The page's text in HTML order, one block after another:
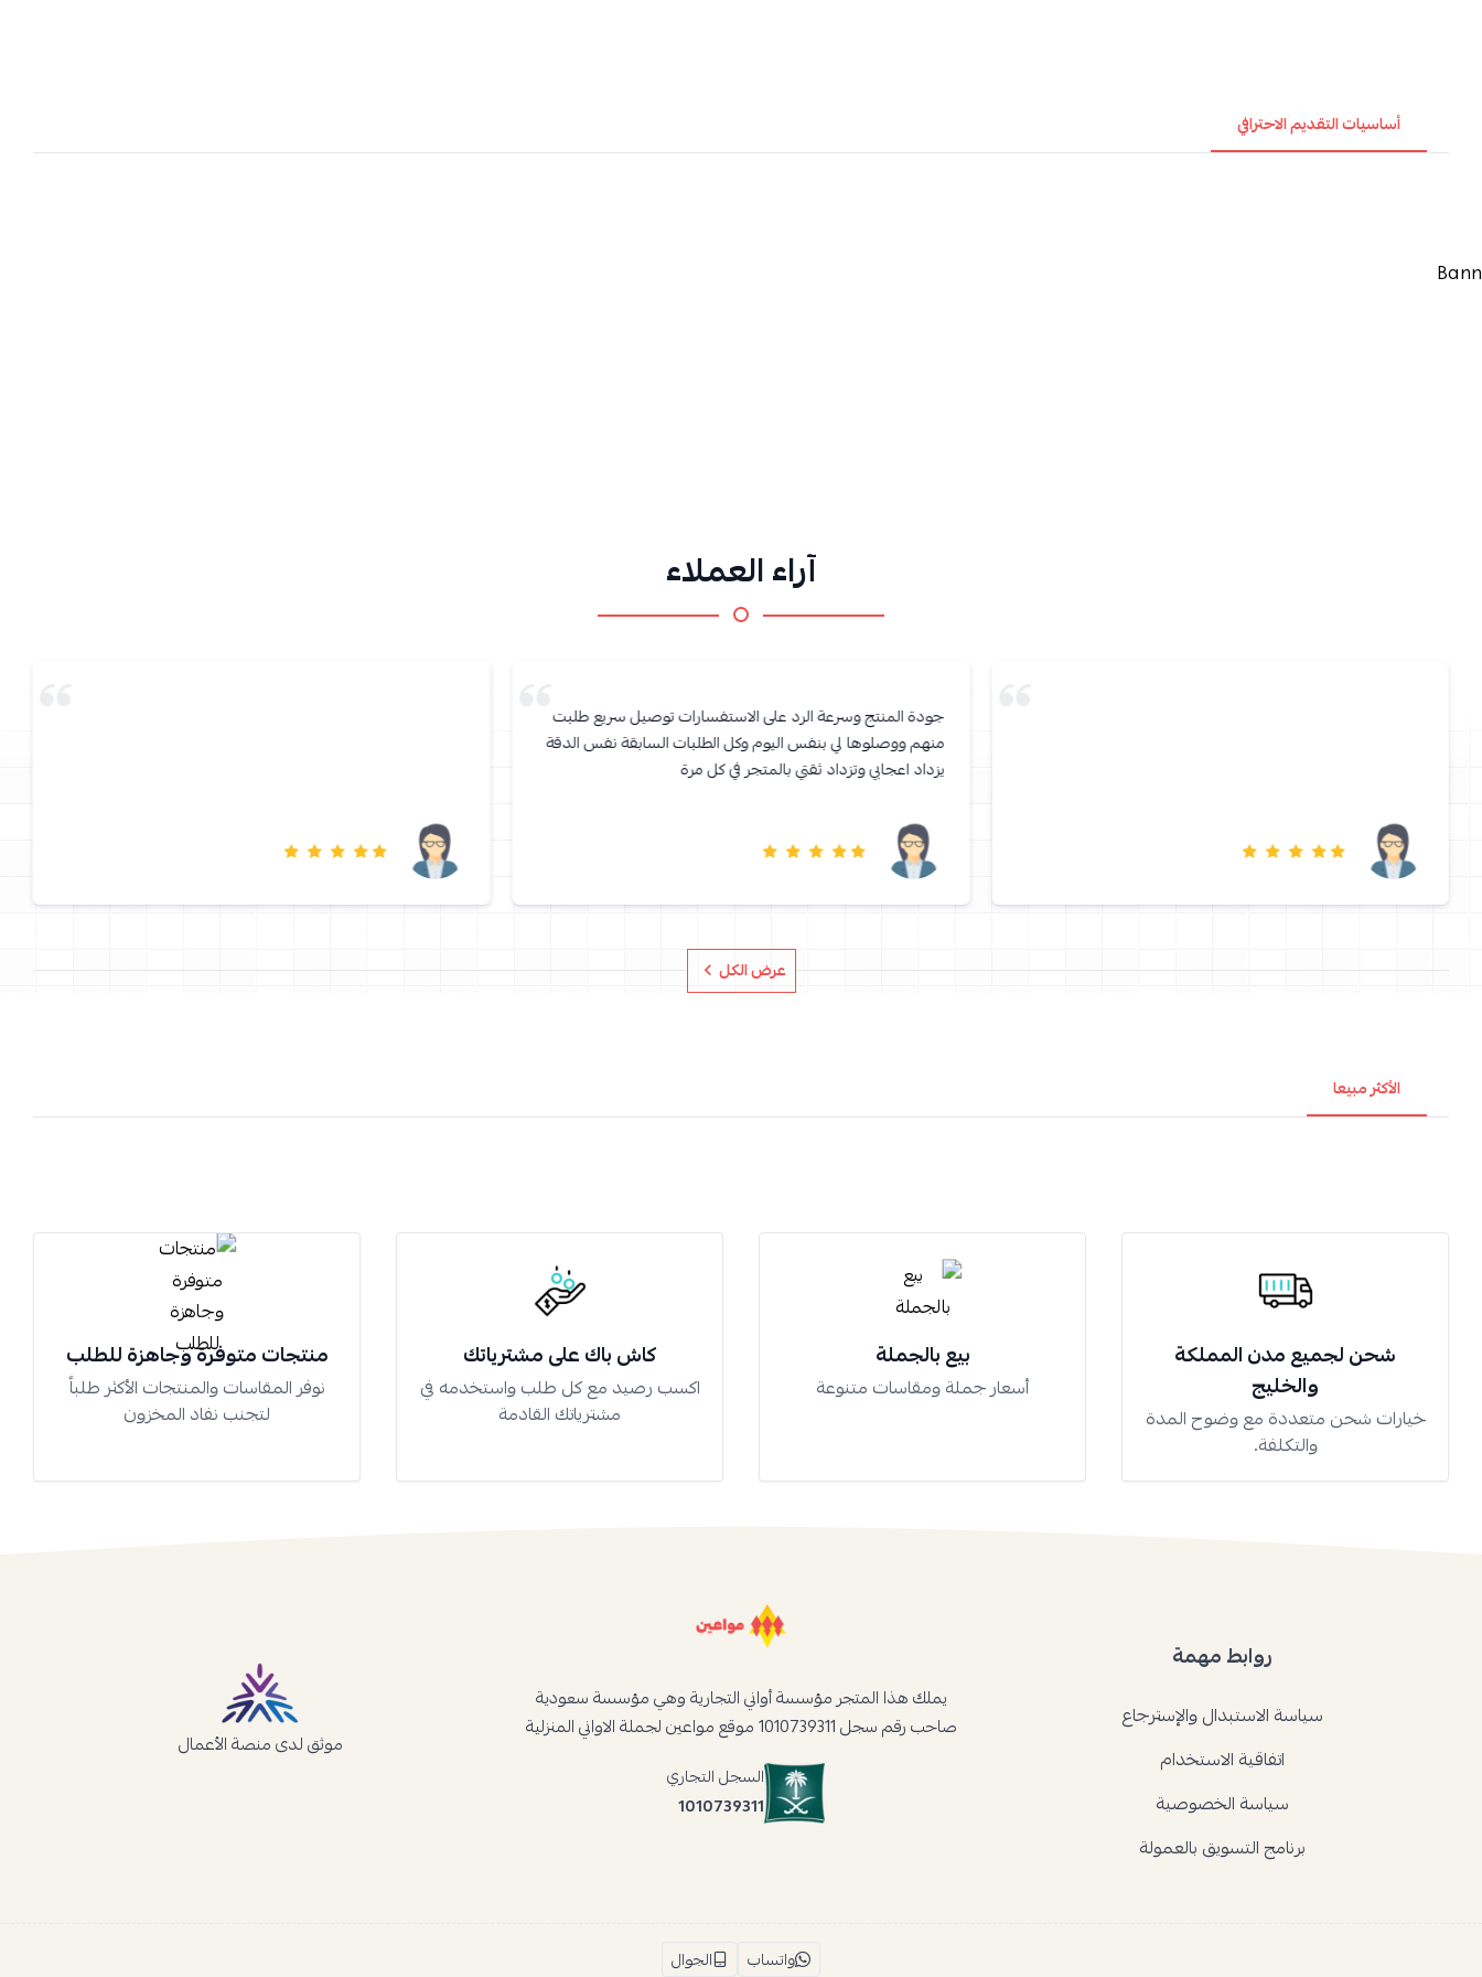
أساسيات التقديم الاحترافي
آراء العملاء
جودة المنتج وسرعة الرد على الاستفسارات توصيل سريع طلبت
منهم ووصلوها لي بنفس اليوم وكل الطلبات السابقة نفس الدقة
يزداد اعجابي وتزداد ثقتي بالمتجر في كل مرة
عرض الكل
الأكثر مبيعا
شحن لجميع مدن المملكة
والخليج
خيارات شحن متعددة مع وضوح المدة
والتكلفة.
بيع بالجملة
أسعار جملة ومقاسات متنوعة
كاش باك على مشترياتك
اكسب رصيد مع كل طلب واستخدمه في
مشترياتك القادمة
منتجات متوفرة وجاهزة للطلب
نوفر المقاسات والمنتجات الأكثر طلباً
لتجنب نفاد المخزون
روابط مهمة
سياسة الاستبدال والإسترجاع
اتفاقية الاستخدام
سياسة الخصوصية
برنامج التسويق بالعمولة
يملك هذا المتجر مؤسسة أواني التجارية وهي مؤسسة سعودية
صاحب رقم سجل 1010739311 موقع مواعين لجملة الاواني المنزلية
السجل التجاري
1010739311
موثق لدى منصة الأعمال
واتساب الجوال